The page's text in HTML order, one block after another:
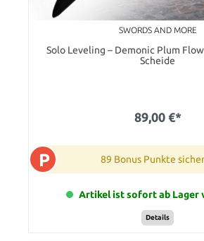
SWORDS AND MORE
Solo Leveling – Demonic Plum
Scheide
89,00 €*
P 89 Bonus Punkte
Artikel ist sofort ab Lager
Details